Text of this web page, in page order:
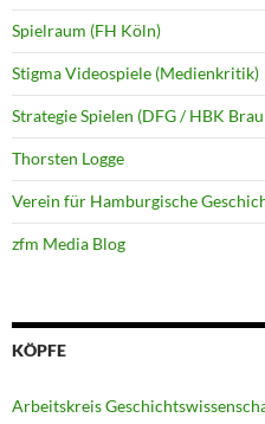
Spielraum (FH Köln)
Stigma Videospiele (Medienkritik)
Strategie Spielen (DFG / HBK
Thorsten Logge
Verein für Hamburgische
zfm Media Blog
KÖPFE
Arbeitskreis